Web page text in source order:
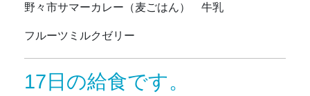
野々市サマーカレー（麦ごはん） 牛乳
フルーツミルクゼリー
17日の給食です。